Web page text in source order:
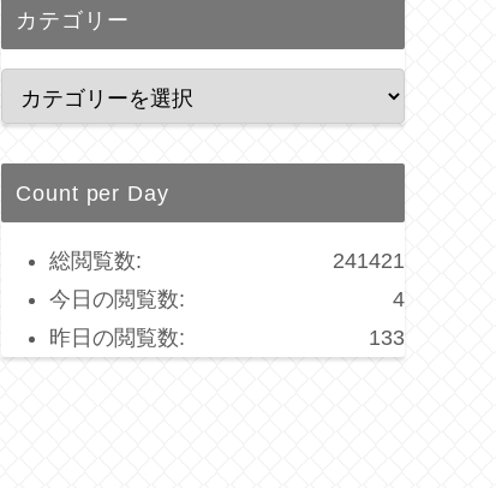
カテゴリー
Count per Day
241421
総閲覧数:
4
今日の閲覧数:
133
昨日の閲覧数: